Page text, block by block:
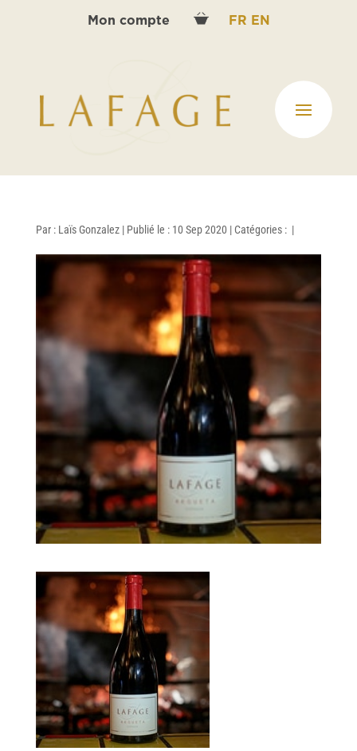
Mon compte FR EN
Par : Laïs Gonzalez | Publié le : 10 Sep 2020 | Catégories : |